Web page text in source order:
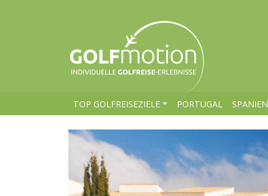
TOP GOLFREISEZIELE PORTUGAL SPANIEN